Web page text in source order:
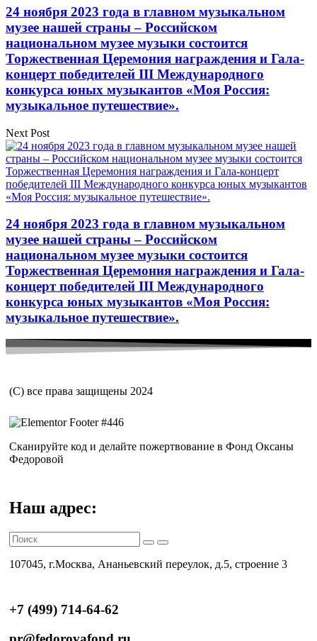
24 ноября 2023 года в главном музыкальном
музее нашей страны – Российском
национальном музее музыки состоится
Торжественная Церемония награждения и Гала-
концерт победителей III Международного
конкурса юных музыкантов «Моя Россия:
музыкальное путешествие».
Next Post
24 ноября 2023 года в главном музыкальном
музее нашей страны – Российском
национальном музее музыки состоится
Торжественная Церемония награждения и Гала-
концерт победителей III Международного
конкурса юных музыкантов «Моя Россия:
музыкальное путешествие».
(С) все права защищены 2024
Сканируйте код и делайте пожертвование в Фонд Оксаны
Федоровой
Наш адрес:
107045, г.Москва, Ананьевский переулок, д.5, строение 3
+7 (499) 714-64-62